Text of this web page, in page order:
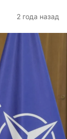
2 года назад